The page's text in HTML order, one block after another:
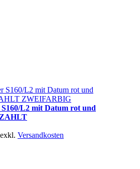
L2 mit Datum rot und
exkl. Versandkosten